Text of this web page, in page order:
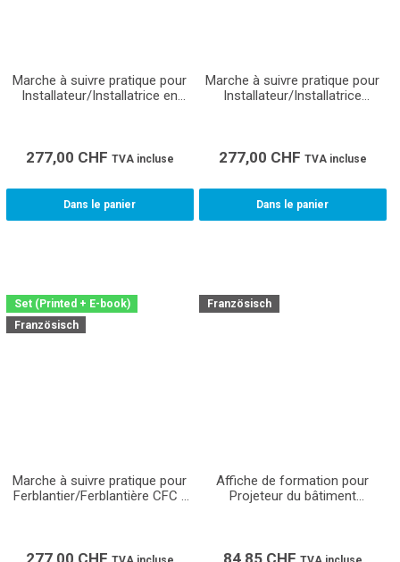
Marche à suivre pratique pour
Installateur/Installatrice en
écoles professionnelles et
formation des apprentis
277,00 CHF TVA incluse
Dans le panier
Marche à suivre pratique pour
Installateur/Installatrice
écoles professionnelles et
formation des apprentis
277,00 CHF TVA incluse
Dans le panier
Set (Printed + E-book)
Französisch
Marche à suivre pratique pour
Ferblantier/Ferblantière CFC -
cours interentreprises pour la
277,00 CHF
Französisch
Affiche de formation pour
Projeteur du bâtiment
84,85 CHF